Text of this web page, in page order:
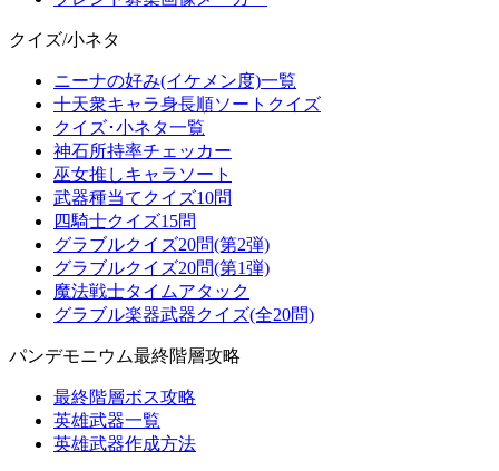
クイズ/小ネタ
ニーナの好み(イケメン度)一覧
十天衆キャラ身長順ソートクイズ
クイズ･小ネタ一覧
神石所持率チェッカー
巫女推しキャラソート
武器種当てクイズ10問
四騎士クイズ15問
グラブルクイズ20問(第2弾)
グラブルクイズ20問(第1弾)
魔法戦士タイムアタック
グラブル楽器武器クイズ(全20問)
パンデモニウム最終階層攻略
最終階層ボス攻略
英雄武器一覧
英雄武器作成方法